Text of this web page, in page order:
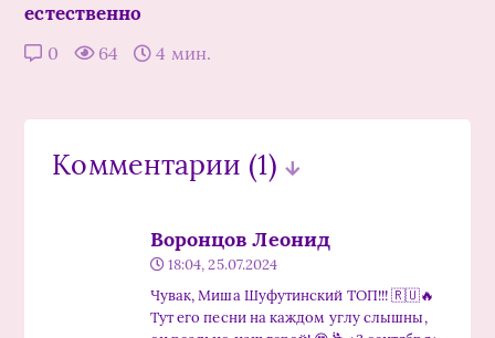
естественно
0 64 4 мин.
Комментарии (1)
Воронцов Леонид
18:04, 25.07.2024
Чувак, Миша Шуфутинский ТОП!!! 🇷🇺🔥
Тут его песни на каждом углу слышны,